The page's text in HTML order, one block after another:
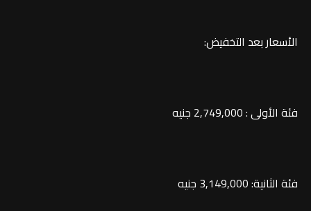
الأسعار بعد التخفيض:
فئة الأولى : 2,749,000 جنيه
فئة الثانية: 3,149,000 جنيه